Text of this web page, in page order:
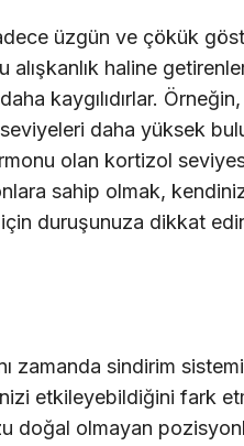
üzgün ve çökük
haline
kaygılıdırlar. Örneğin,
daha yüksek
olan kortizol
sahip olmak,
için duruşunuza dikkat
zamanda sindirim
etkileyebildiğini fark
doğal olmayan